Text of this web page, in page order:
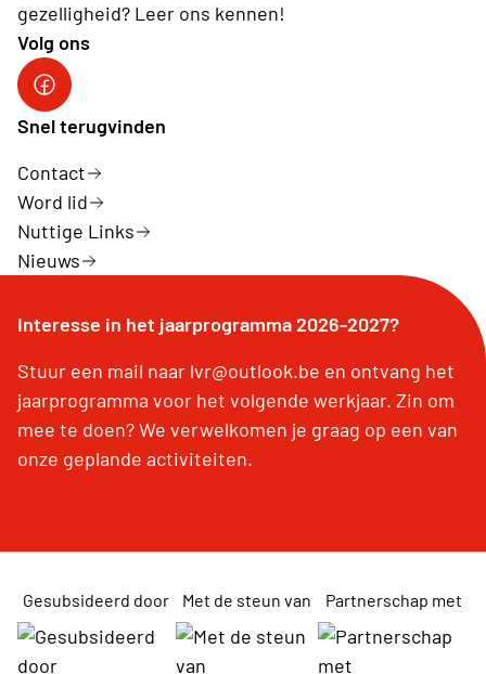
gezelligheid? Leer ons kennen!
Volg ons
Snel terugvinden
Contact
Word lid
Nuttige Links
Nieuws
Interesse in het jaarprogramma 2026-2027?
Stuur een mail naar lvr@outlook.be en ontvang het
jaarprogramma voor het volgende werkjaar. Zin om
mee te doen? We verwelkomen je graag op een van
onze geplande activiteiten.
Gesubsideerd door Met de steun van Partnerschap met